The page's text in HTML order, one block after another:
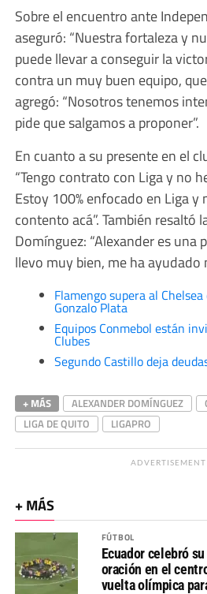
Sobre el encuentro ante
aseguró: “Nuestra fortaleza y
puede llevar a conseguir la
contra un muy buen equipo,
agregó: “Nosotros tenemos
pide que salgamos a proponer”.
En cuanto a su presente en el
“Tengo contrato con Liga y no
Estoy 100% enfocado en Liga y
contento acá”. También resaltó
Domínguez: “Alexander es una
llevo muy bien, me ha ayudado
Flamengo supera al
Gonzalo Plata
Equipos Conmebol están
Clubes
Segundo Castillo deja
+ MÁS ALEXANDER DOMÍNGUEZ
LIGA DE QUITO
LIGAPRO
ADVERTISEMENT
+ MÁS
FÚTBOL
Ecuador celebró
oración en el
vuelta olímpica